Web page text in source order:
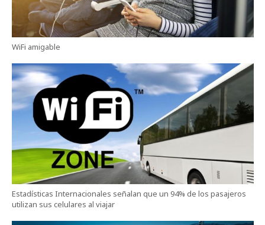
WiFi amigable
Estadísticas Internacionales señalan que un 94% de los pasajeros
utilizan sus celulares al viajar